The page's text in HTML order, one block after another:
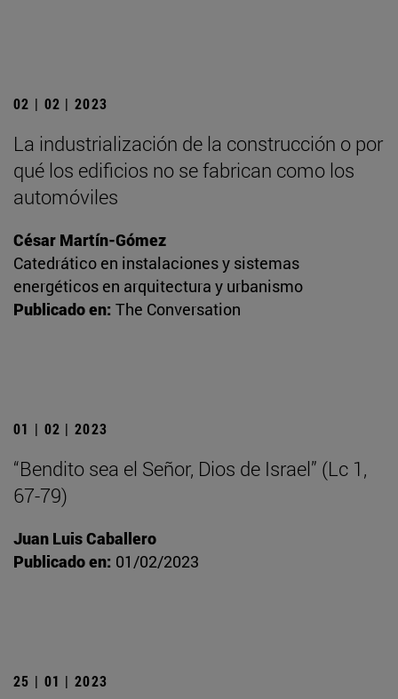
02 | 02 | 2023
La industrialización de la construcción o por
qué los edificios no se fabrican como los
automóviles
César Martín-Gómez
Catedrático en instalaciones y sistemas
energéticos en arquitectura y urbanismo
Publicado en: The Conversation
01 | 02 | 2023
“Bendito sea el Señor, Dios de Israel” (Lc 1,
67-79)
Juan Luis Caballero
Publicado en: 01/02/2023
25 | 01 | 2023